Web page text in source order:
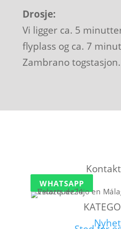
Drosje:
Vi ligger ca. 5
flyplass og ca. 7
Zambrano togstasjon.
WHATSAPP